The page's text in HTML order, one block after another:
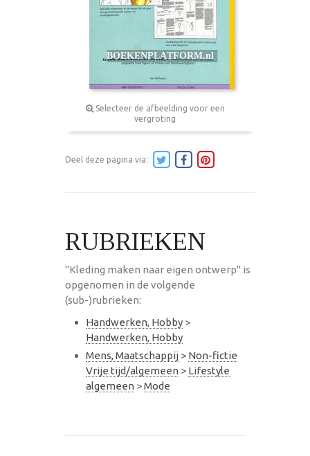
Selecteer de afbeelding voor een
vergroting
Deel deze pagina via:
RUBRIEKEN
"Kleding maken naar eigen ontwerp" is
opgenomen in de volgende
(sub-)rubrieken:
Handwerken, Hobby >
Handwerken, Hobby
Mens, Maatschappij > Non-fictie
Vrije tijd/algemeen > Lifestyle
algemeen >Mode